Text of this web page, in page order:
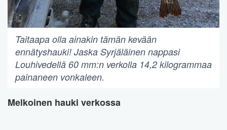
Taitaapa olla ainakin tämän kevään
ennätyshauki! Jaska Syrjäläinen nappasi
Louhivedellä 60 mm:n verkolla 14,2 kilogrammaa
painaneen vonkaleen.
Melkoinen hauki verkossa